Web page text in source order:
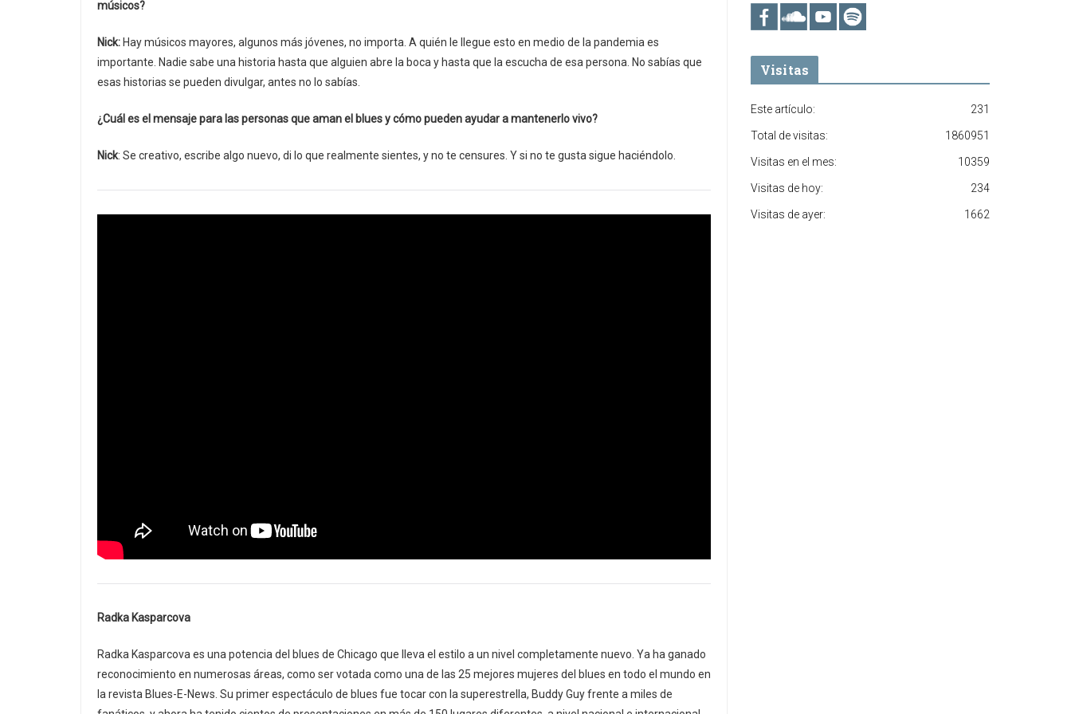
músicos?
Nick: Hay músicos mayores, algunos más jóvenes, no importa. A quién le llegue esto en medio de la pandemia es
importante. Nadie sabe una historia hasta que alguien abre la boca y hasta que la escucha de esa persona. No sabías que
esas historias se pueden divulgar, antes no lo sabías.
¿Cuál es el mensaje para las personas que aman el blues y cómo pueden ayudar a mantenerlo vivo?
Nick: Se creativo, escribe algo nuevo, di lo que realmente sientes, y no te censures. Y si no te gusta sigue haciéndolo.
Radka Kasparcova
Radka Kasparcova es una potencia del blues de Chicago que lleva el estilo a un nivel completamente nuevo. Ya ha ganado
reconocimiento en numerosas áreas, como ser votada como una de las 25 mejores mujeres del blues en todo el mundo en
la revista Blues-E-News. Su primer espectáculo de blues fue tocar con la superestrella, Buddy Guy frente a miles de
Visitas
231
Este artículo:
1860951
Total de visitas:
10359
Visitas en el mes:
234
Visitas de hoy:
1662
Visitas de ayer: